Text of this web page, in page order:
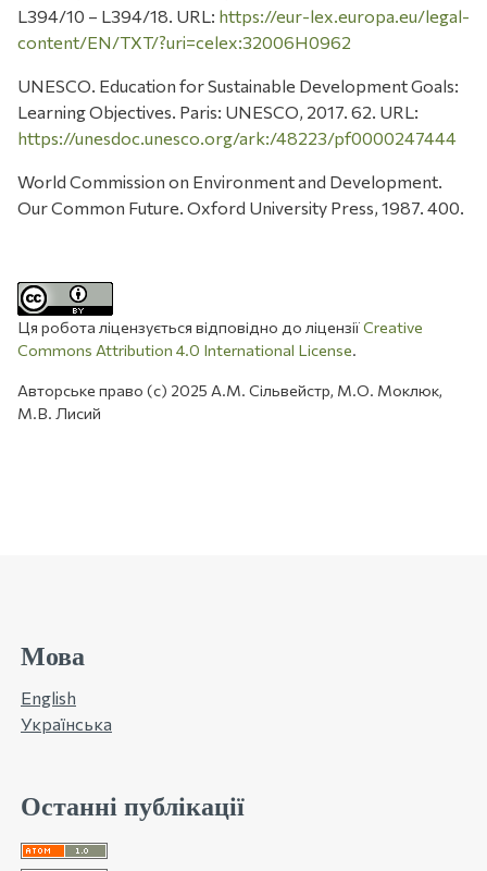
L394/10 – L394/18. URL: https://eur-lex.europa.eu/legal-
content/EN/TXT/?uri=celex:32006H0962
UNESCO. Education for Sustainable Development Goals:
Learning Objectives. Paris: UNESCO, 2017. 62. URL:
https://unesdoc.unesco.org/ark:/48223/pf0000247444
World Commission on Environment and Development.
Our Common Future. Oxford University Press, 1987. 400.
Ця робота ліцензується відповідно до ліцензіїCreative
Commons Attribution 4.0 International License.
Авторське право (c) 2025 А.М. Сільвейстр, М.О. Моклюк,
М.В. Лисий
Мова
English
Українська
Останні публікації